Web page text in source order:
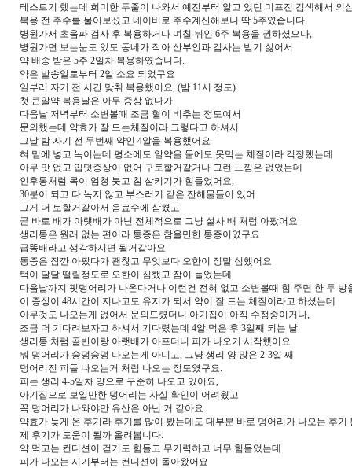
테스트기 했는데 희미한 두줄이 나와서 예전부터 알고 있던 미프진 검색해서 의
복용 전 주수를 물어보셨고 네이버로 주수계산해보니 딱 5주였습니다.
병원가서 초음파 검사 후 복용하거나 며칠 뒤인 6주 복용을 권하셨으나,
병원가면 보는눈도 있도 동네가 작아 산부인과 검사는 받기 싫어서
약 배송 받은 5주 2일차 복용하였습니다.
약은 발송일로부터 2일 소요 되었구요
일부러 자기 전 시간 맞춰 복용했어요, (밤 11시 정도)
첫 큰알약 복용날은 아무 증상 없다가
다음날 저녁부터 소변볼때 조금 혈이 비추는 정도여서
문의했는데 약효가 잘 드는체질이라 그렇다고 하셔서
그날 밤 자기 전 두번째 약인 4알을 복용했어요
혀 밑에 넣고 녹이는데 평소에도 알약을 물에도 못먹는 체질이라 걱정했는데
아무 맛 없고 입덧증상이 없어 구토할거같거나 그런 느낌은 없었는데
인후통처럼 목이 엄청 붓고 침 삼키기가 힘들었어요,
30분이 되고 다 녹지 않고 부스러기 같은 잔해물들이 있어
그게 더 토할거같아서 음료수에 삼켰고
곧 바로 배가 아랫배가 아닌 전체적으로 그냥 설사 배 처럼 아팠어요
생리통은 원래 없는 편이라 통증은 참을만한 통증이였구요
급똥배라고 생각하시면 될거같아요
통증은 잠깐 아팠다가 괜찮고 무엇보다 오한이 정말 심했어요
턱이 달달 떨릴정도로 오한이 심했고 잠이 들었는데
다음날까지 핏덩어리가 나온다거나 이런건 전혀 없고 소변볼때 힘 주면 한 두
이 증상이 48시간이 지나고도 유지가 되서 약이 잘 드는 체질이라고 하셨는데
아무것도 나오는게 없어서 문의드렸더니 아기집이 아직 수정중이거나,
조금 더 기다려보자고 하셔서 기다렸는데 4알 먹은 후 3일째 되는 날
생리통 처럼 골반이랑 아랫배가 아프더니 피가 나오기 시작했어요
뭐 덩어리가 숭덩숭덩 나오는게 아니고, 그냥 생리 양 많은 2-3일 째
덩어리진 피들 나오는거 처럼 나오는 정도였구요.
피는 생리 4-5일차 양으로 꾸준히 나오고 있어요,
아기집으로 보일만한 덩어리는 사실 확인이 어려웠고
꼭 덩어리가 나와야만 유산은 아닌 거 같아요.
약효가 늦게 온 후기라 후기를 많이 봤는데도 대부분 바로 덩어리가 나오는 후기
제 후기가 도움이 될까 올려봅니다.
약 먹고는 컨디션이 걷기도 힘들고 무기력하고 너무 힘들었는데
피가 나오는 시기부터는 컨디션이 돌아왔어요